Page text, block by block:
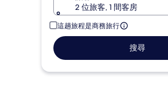
2 位旅客, 1 間客房
這趟旅程是商務旅行
搜尋